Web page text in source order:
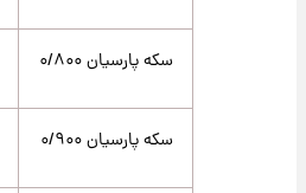
سکه پارسیان ۰/۸۰۰
سکه پارسیان ۰/۹۰۰